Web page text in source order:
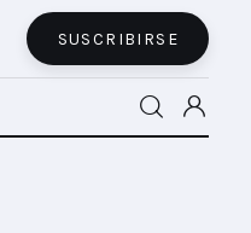
SUSCRIBIRSE